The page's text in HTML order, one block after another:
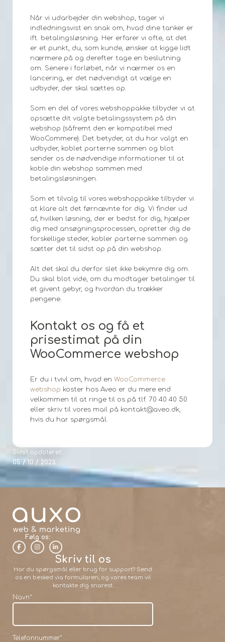
Når vi udarbejder din webshop, tager vi
indledningsvist en snak om, hvad dine tanker er
ift. betalingsløsning. Her erfarer vi ofte, at det
er et punkt, du, som kunde, ønsker at kigge lidt
nærmere på og derefter tage en beslutning
om. Senere i forløbet, når vi nærmer os en
lancering, er det nødvendigt at vælge en
udbyder, der skal sættes op.
Som en del af vores webshoppakke tilbyder vi at
opsætte dit valgte betalingssystem på din
webshop (såfremt den er kompatibel med
WooCommere). Det betyder, at du har valgt en
udbyder, koblet parterne sammen og blot
sender os de nødvendige informationer til at
koble din webshop sammen med
betalingsløsningen.
Som et tilvalg til vores webshoppakke tilbyder vi
at klare alt det førnævnte for dig. Vi finder ud
af, hvilken løsning, der er bedst for dig, hjælper
dig med ansøgningsprocessen, opretter dig de
forskellige steder, kobler parterne sammen og
sætter det til sidst op på din webshop.
Alt det skal du derfor slet ikke bekymre dig om.
Du skal blot vide, om du modtager betalinger til
et givent gebyr, og hvordan du trækker
pengene.
Kontakt os og få et
prisestimat på din
WooCommerce webshop
Er du i tvivl om, hvad en WooCommerce
webshop koster hos Aveo er du mere end
velkommen til at ringe til os på tlf. 70 40 40 50
eller skriv til vores mail på kontakt@aveo.dk,
hvis du har spørgsmål.
Sidst opdateret:
05 / 10 / 2023
Følg os:
Skriv til os
Har du spørgsmål eller brug for support? Send
os en besked via formularen, og vores team vil
kontakte dig snarest.
Navn*
Telefonnummer*